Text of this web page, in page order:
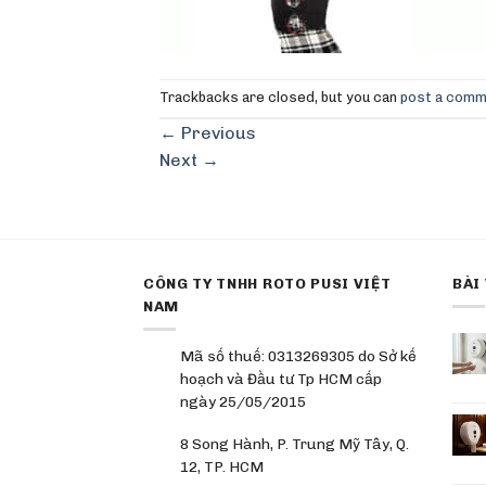
Trackbacks are closed, but you can post a
← Previous
Next →
CÔNG TY TNHH ROTO PUSI VIỆT
NAM
Mã số thuế: 0313269305 do Sở kế
hoạch và Đầu tư Tp HCM cấp
ngày 25/05/2015
8 Song Hành, P. Trung Mỹ Tây, Q.
12, TP. HCM
BÀI